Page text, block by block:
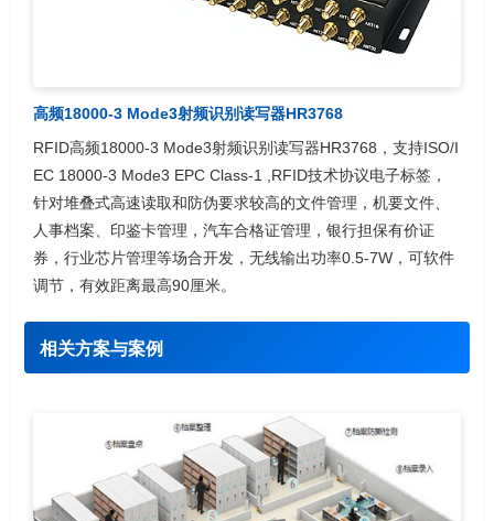
高频18000-3 Mode3射频识别读写器HR3768
RFID高频18000-3 Mode3射频识别读写器HR3768，支持ISO/I
EC 18000-3 Mode3 EPC Class-1 ,RFID技术协议电子标签，
针对堆叠式高速读取和防伪要求较高的文件管理，机要文件、
人事档案、印鉴卡管理，汽车合格证管理，银行担保有价证
券，行业芯片管理等场合开发，无线输出功率0.5-7W，可软件
调节，有效距离最高90厘米。
相关方案与案例